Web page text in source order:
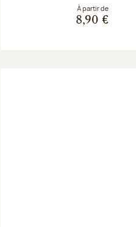
À partir de
8,90 €